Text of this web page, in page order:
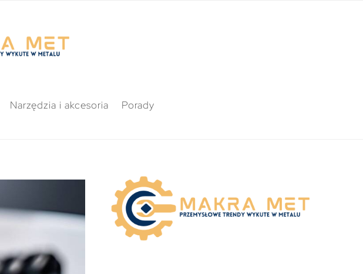
Narzędzia i akcesoria Porady